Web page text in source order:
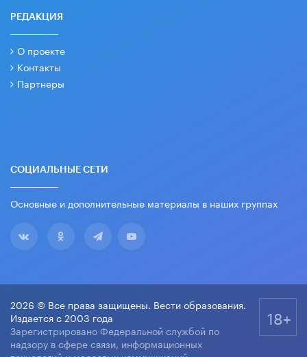
РЕДАКЦИЯ
О проекте
Контакты
Партнеры
СОЦИАЛЬНЫЕ СЕТИ
Основные и дополнительные материалы в наших группах
2026 © Все права защищены. Вести образования.
Издается с 2003 года
Зарегистрировано Федеральной службой по
надзору в сфере связи, информационных
18+